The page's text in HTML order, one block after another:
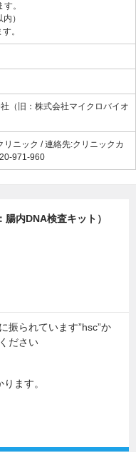
。
）
。
（旧：株式会社マイクロバイオ
リニック / 連絡先:クリニックカ
971-960
内DNA検査キット）
振られています”hsc”か
ださい
ます。